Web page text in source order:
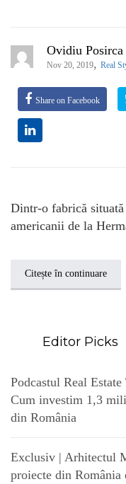
Ovidiu Posirca
Nov 20, 2019, Real
Share on Facebook
Dintr-o fabrică
americanii de la
Citește în continuare
Editor Picks
Podcastul Real
Cum investim 1,3
din România
Exclusiv | Arhitectul
proiecte din România